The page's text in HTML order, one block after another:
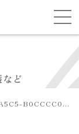
ど
AC6C748C-72D2-42E1-A5C5-B0CCCC043BE9